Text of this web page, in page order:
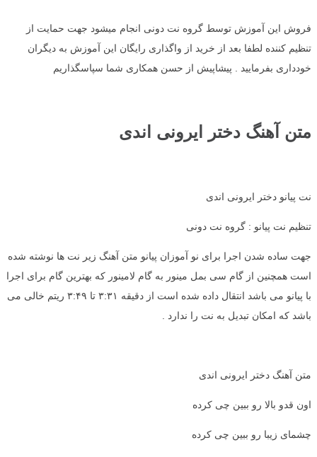
فروش این آموزش توسط گروه نت دونی انجام میشود جهت حمایت از
تنظیم کننده لطفا بعد از خرید از واگذاری رایگان این آموزش به دیگران
خودداری بفرمایید . پیشاپیش از حسن همکاری شما سپاسگذاریم
متن آهنگ دختر ایرونی اندی
نت پیانو دختر ایرونی اندی
تنظیم نت پیانو : گروه نت دونی
جهت ساده شدن اجرا برای نو آموزان پیانو متن آهنگ زیر نت ها نوشته شده
است همچنین از گام سی بمل مینور به گام لامینور که بهترین گام برای اجرا
با پیانو می باشد انتقال داده شده است از دقیقه ۳:۳۱ تا ۳:۴۹ ریتم خالی می
باشد که امکان تبدیل به نت را ندارد .
متن آهنگ دختر ایرونی اندی
اون قدو بالا رو ببین چی کرده
چشمای زیبا رو ببین چی کرده